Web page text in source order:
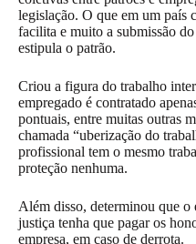
legislação. O que em um país
facilita e muito a submissão
estipula o patrão.
Criou a figura do trabalho
empregado é contratado
pontuais, entre muitas outras
chamada “uberização do
profissional tem o mesmo
proteção nenhuma.
Além disso, determinou que o
justiça tenha que pagar os
empresa, em caso de derrota.